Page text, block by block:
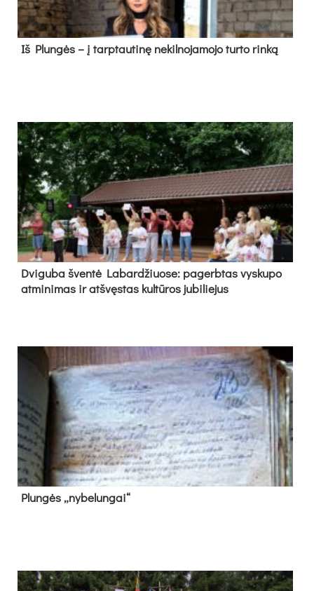
Iš Plungės – į tarptautinę nekilnojamojo turto rinką
Dvi­gu­ba šven­tė La­bar­džiuo­se: pa­gerb­tas vys­ku­po
at­mi­ni­mas ir at­švęs­tas kul­tū­ros ju­bi­lie­jus
Plun­gės „ny­be­lun­gai“